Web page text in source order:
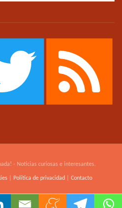
- Noticias curiosas e interesantes.
Política de privacidad Contacto